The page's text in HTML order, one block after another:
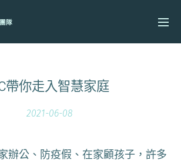
隊
帶你走入智慧家庭
2021-06-08
辦公、防疫假、在家顧孩子，許多